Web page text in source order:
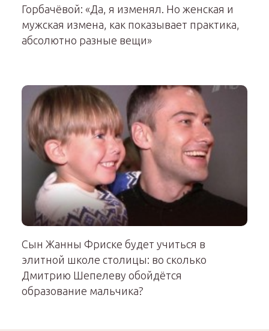
Горбачёвой: «Да, я изменял. Но женская и
мужская измена, как показывает практика,
абсолютно разные вещи»
Сын Жанны Фриске будет учиться в
элитной школе столицы: во сколько
Дмитрию Шепелеву обойдётся
образование мальчика?